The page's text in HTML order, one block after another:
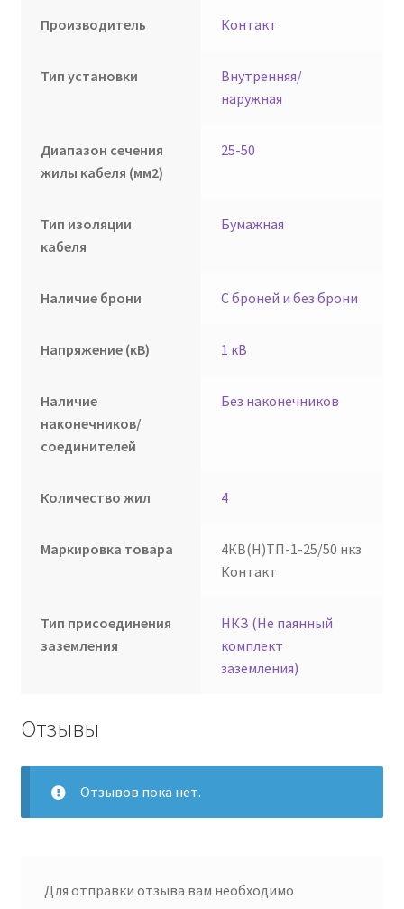
Производитель Контакт
Тип установки
Внутренняя/
наружная
Диапазон сечения
жилы кабеля (мм2)
25-50
Тип изоляции
кабеля
Бумажная
Наличие брони С броней и без брони
Напряжение (кВ) 1 кВ
Наличие
наконечников/
соединителей
Без наконечников
Количество жил 4
Маркировка товара
4КВ(Н)ТП-1-25/50 нкз
Контакт
Тип присоединения
заземления
НКЗ (Не паянный
комплект
заземления)
Отзывы
Отзывов пока нет.
Для отправки отзыва вам необходимо